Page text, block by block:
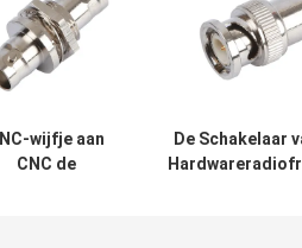
wijfje aan
CNC de
De Schakelaar
van de